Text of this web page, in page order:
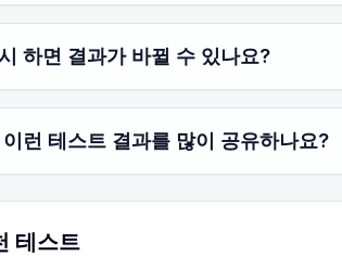
하면 결과가 바뀔 수 있나요?
런 테스트 결과를 많이 공유하나요?
테스트